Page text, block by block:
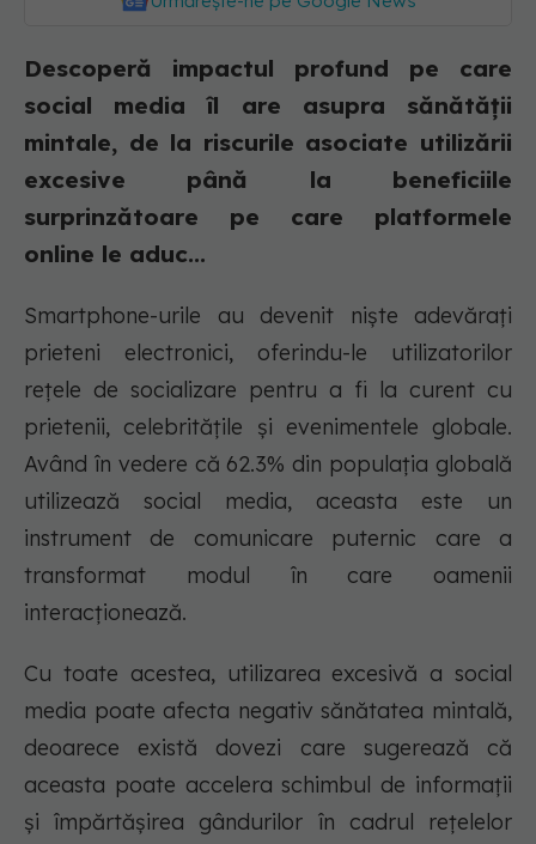
Descoperă impactul profund pe care
social media îl are asupra sănătății
mintale, de la riscurile asociate utilizării
excesive până la beneficiile
surprinzătoare pe care platformele
online le aduc...
Smartphone-urile au devenit niște adevărați
prieteni electronici, oferindu-le utilizatorilor
rețele de socializare pentru a fi la curent cu
prietenii, celebritățile și evenimentele globale.
Având în vedere că 62.3% din populația globală
utilizează social media, aceasta este un
instrument de comunicare puternic care a
transformat modul în care oamenii
interacționează.
Cu toate acestea, utilizarea excesivă a social
media poate afecta negativ sănătatea mintală,
deoarece există dovezi care sugerează că
aceasta poate accelera schimbul de informații
și împărtășirea gândurilor în cadrul rețelelor